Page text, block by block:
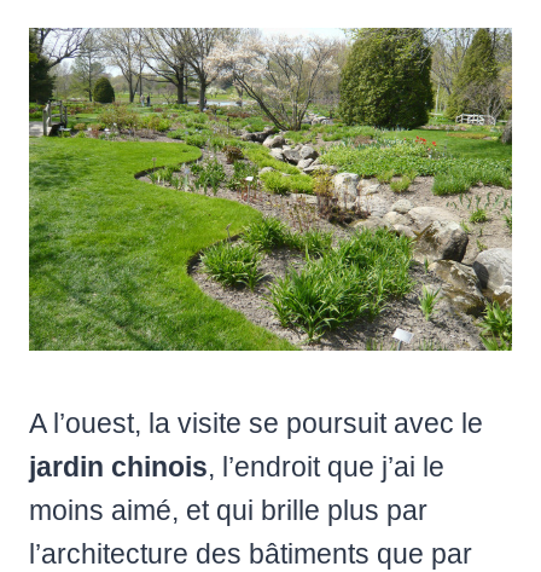
A l’ouest, la visite se poursuit avec le
jardin chinois, l’endroit que j’ai le
moins aimé, et qui brille plus par
l’architecture des bâtiments que par